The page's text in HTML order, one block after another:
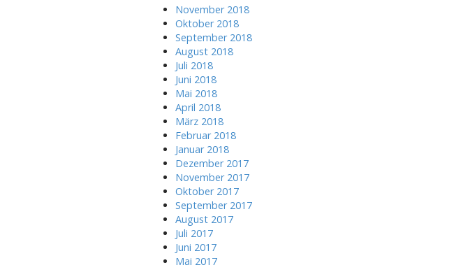
November 2018
Oktober 2018
September 2018
August 2018
Juli 2018
Juni 2018
Mai 2018
April 2018
März 2018
Februar 2018
Januar 2018
Dezember 2017
November 2017
Oktober 2017
September 2017
August 2017
Juli 2017
Juni 2017
Mai 2017